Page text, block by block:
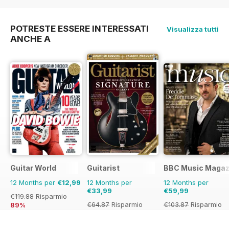
POTRESTE ESSERE INTERESSATI
ANCHE A
Visualizza tutti
Guitar World
12 Months per €12,99
€119.88 Risparmio
89%
Guitarist
12 Months per
€33,99
€64.87 Risparmio
BBC Music
12 Months per
€59,99
€103.87 Risparmio